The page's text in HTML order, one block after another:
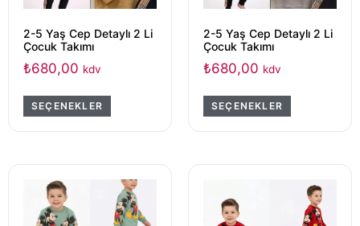
2-5 Yaş Cep Detaylı 2 Li
Çocuk Takımı
₺680,00 kdv
SEÇENEKLER
2-5 Yaş Cep Detaylı 2 Li
Çocuk Takımı
₺680,00 kdv
SEÇENEKLER